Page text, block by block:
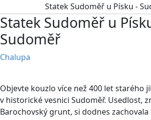
PRO TURISTY ›
MOJE TURISTIKA
Statek Sudoměř u Písku -
Statek Sudoměř u
Sudoměř
Chalupa
Objevte kouzlo více než 400 let starého
v historické vesnici Sudoměř. Usedlost,
Barochovský grunt, si dodnes